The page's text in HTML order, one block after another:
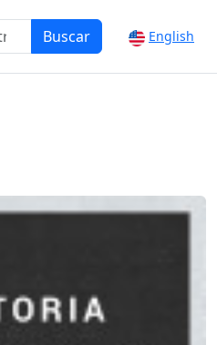
Buscar English